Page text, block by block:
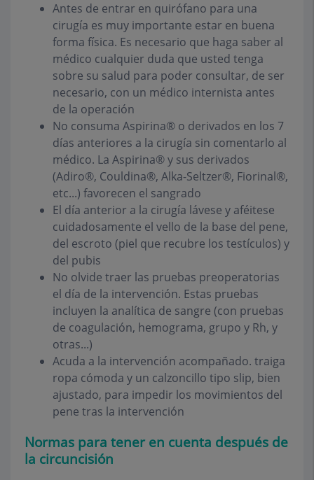
Antes de entrar en quirófano para una
cirugía es muy importante estar en buena
forma física. Es necesario que haga saber al
médico cualquier duda que usted tenga
sobre su salud para poder consultar, de ser
necesario, con un médico internista antes
de la operación
No consuma Aspirina® o derivados en los 7
días anteriores a la cirugía sin comentarlo al
médico. La Aspirina® y sus derivados
(Adiro®, Couldina®, Alka-Seltzer®, Fiorinal®,
etc...) favorecen el sangrado
El día anterior a la cirugía lávese y aféitese
cuidadosamente el vello de la base del pene,
del escroto (piel que recubre los testículos) y
del pubis
No olvide traer las pruebas preoperatorias
el día de la intervención. Estas pruebas
incluyen la analítica de sangre (con pruebas
de coagulación, hemograma, grupo y Rh, y
otras...)
Acuda a la intervención acompañado. traiga
ropa cómoda y un calzoncillo tipo slip, bien
ajustado, para impedir los movimientos del
pene tras la intervención
Normas para tener en cuenta después de
la circuncisión